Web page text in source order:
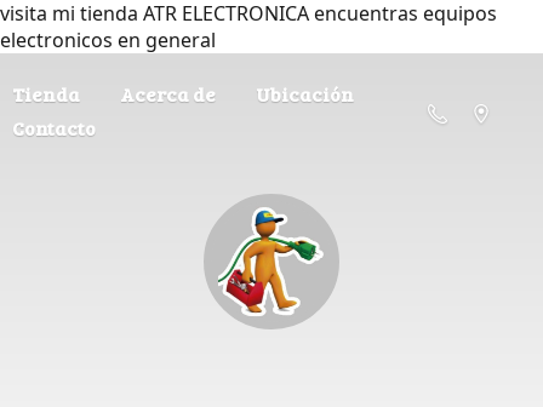
visita mi tienda ATR ELECTRONICA encuentras equipos
electronicos en general
Tienda Acerca de
Ubicación
Contacto